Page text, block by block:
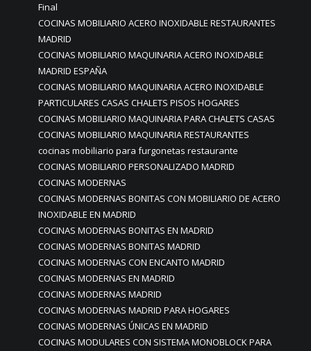
Final
COCINAS MOBILIARIO ACERO INOXIDABLE RESTAURANTES
MADRID
COCINAS MOBILIARIO MAQUINARIA ACERO INOXIDABLE
MADRID ESPAÑA
COCINAS MOBILIARIO MAQUINARIA ACERO INOXIDABLE
PARTICULARES CASAS CHALETS PISOS HOGARES
COCINAS MOBILIARIO MAQUINARIA PARA CHALETS CASAS
COCINAS MOBILIARIO MAQUINARIA RESTAURANTES
cocinas mobiliario para furgonetas restaurante
COCINAS MOBILIARIO PERSONALIZADO MADRID
COCINAS MODERNAS
COCINAS MODERNAS BONITAS CON MOBILIARIO DE ACERO
INOXIDABLE EN MADRID
COCINAS MODERNAS BONITAS EN MADRID
COCINAS MODERNAS BONITAS MADRID
COCINAS MODERNAS CON ENCANTO MADRID
COCINAS MODERNAS EN MADRID
COCINAS MODERNAS MADRID
COCINAS MODERNAS MADRID PARA HOGARES
COCINAS MODERNAS ÚNICAS EN MADRID
COCINAS MODULARES CON SISTEMA MONOBLOCK PARA